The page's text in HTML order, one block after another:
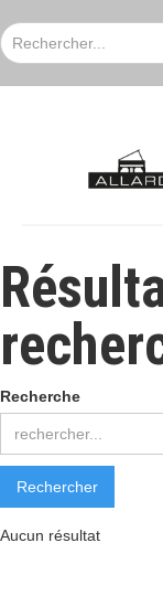
Recherche
Aucun résultat